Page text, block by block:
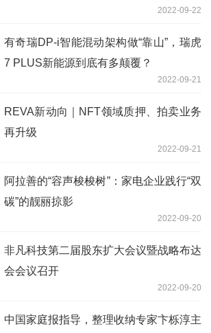
2022-09-22
有奇瑞DP-i智能混动架构做“靠山”，瑞虎
7 PLUS新能源到底有多颠覆？
2022-09-21
REVA新动向｜NFT领域质押、拍卖业务
再升级
2022-09-21
阿拉善的“容声梭梭树”：家电企业践行“双
碳”的靓丽掠影
2022-09-20
非凡科技第二届股东扩大会议暨战略布达
会会议召开
2022-09-20
中国家庭报指导，整理收纳专家卞栎淳主